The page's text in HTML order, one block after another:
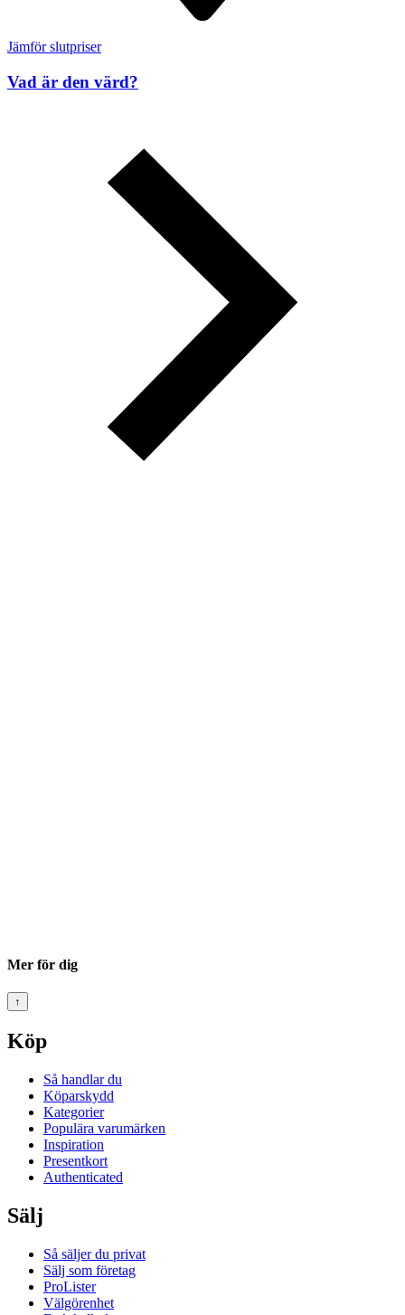
Jämför slutpriser
Vad är den värd?
Mer för dig
↑
Köp
Så handlar du
Köparskydd
Kategorier
Populära varumärken
Inspiration
Presentkort
Authenticated
Sälj
Så säljer du privat
Sälj som företag
ProLister
Välgörenhet